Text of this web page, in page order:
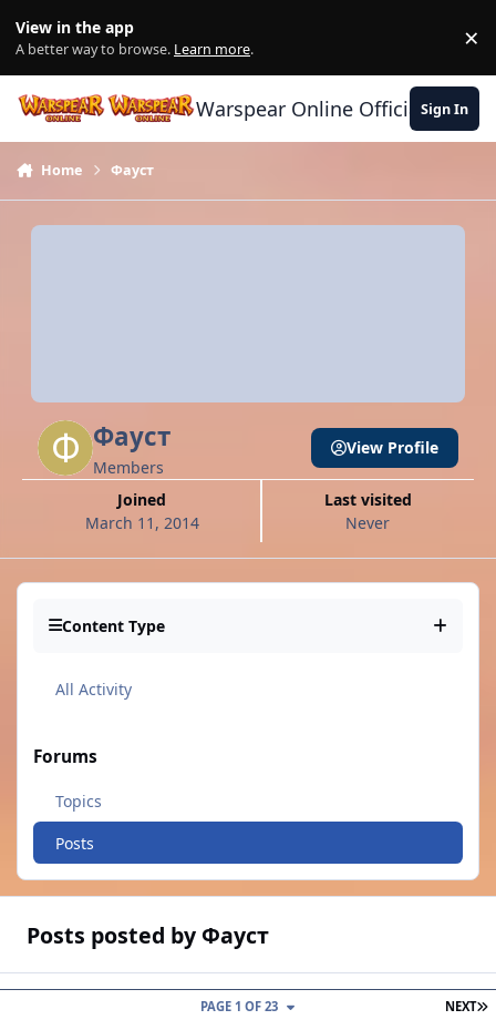
View in the app
A better way to browse. Learn more. ×
Warspear Online Official Forum
Sign In
Home Фауст
Фауст
Members
Joined
March 11, 2014
Last visited
Never
View Profile
Content Type
All Activity
Forums
Topics
Posts
Posts posted by Фауст
NEXT
PAGE 1 OF 23